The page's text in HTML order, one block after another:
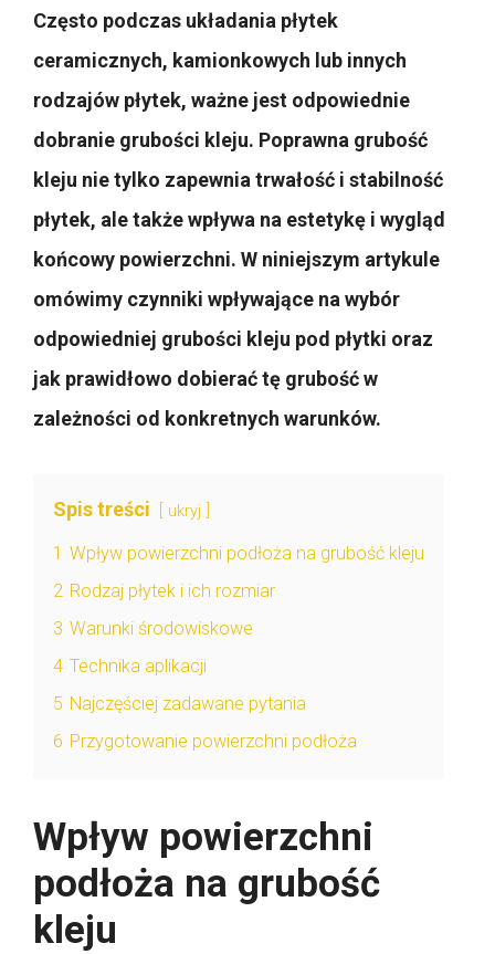
Często podczas układania płytek
ceramicznych, kamionkowych lub innych
rodzajów płytek, ważne jest odpowiednie
dobranie grubości kleju. Poprawna grubość
kleju nie tylko zapewnia trwałość i stabilność
płytek, ale także wpływa na estetykę i wygląd
końcowy powierzchni. W niniejszym artykule
omówimy czynniki wpływające na wybór
odpowiedniej grubości kleju pod płytki oraz
jak prawidłowo dobierać tę grubość w
zależności od konkretnych warunków.
Spis treści ukryj
1 Wpływ powierzchni podłoża na grubość kleju
2 Rodzaj płytek i ich rozmiar
3 Warunki środowiskowe
4 Technika aplikacji
5 Najczęściej zadawane pytania
6 Przygotowanie powierzchni podłoża
Wpływ powierzchni
podłoża na grubość
kleju